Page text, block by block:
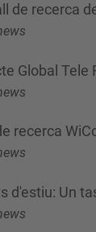
de recerca
Global
recerca
d'estiu: Un